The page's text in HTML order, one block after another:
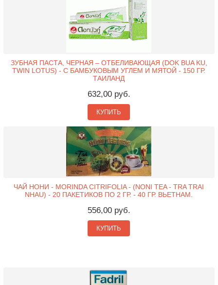
ЗУБНАЯ ПАСТА, ЧЕРНАЯ – ОТБЕЛИВАЮЩАЯ (DOK BUA KU,
TWIN LOTUS) - С БАМБУКОВЫМ УГЛЕМ И МЯТОЙ - 150 ГР.
ТАИЛАНД
632,00 руб.
КУПИТЬ
ЧАЙ НОНИ - MORINDA CITRIFOLIA - (NONI TEA - TRA TRAI
NHAU) - 20 ПАКЕТИКОВ ПО 2 ГР. - 40 ГР. ВЬЕТНАМ.
556,00 руб.
КУПИТЬ